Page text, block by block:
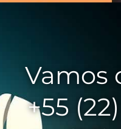
Vamos
+55